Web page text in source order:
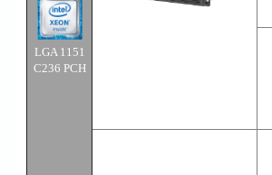
LGA 1151
C236 PCH